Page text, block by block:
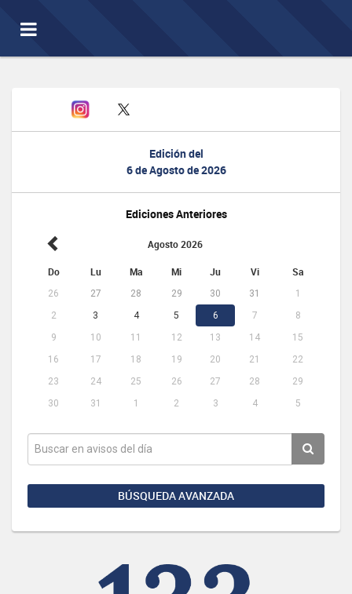
Toggle
navigation
Edición del
6 de Agosto de 2026
Ediciones Anteriores
Agosto 2026
Do Lu Ma Mi Ju Vi Sa
26 27 28 29 30 31
1
2
3 4 5 6 7
8
9
10 11 12 13 14
15
16
17 18 19 20 21
22
23
24 25 26 27 28
29
30
31 1 2 3 4 5
BÚSQUEDA AVANZADA